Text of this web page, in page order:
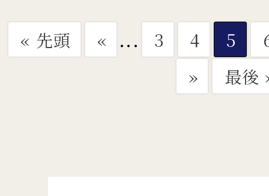
« 先頭 « ... 3 4 5
»
最後